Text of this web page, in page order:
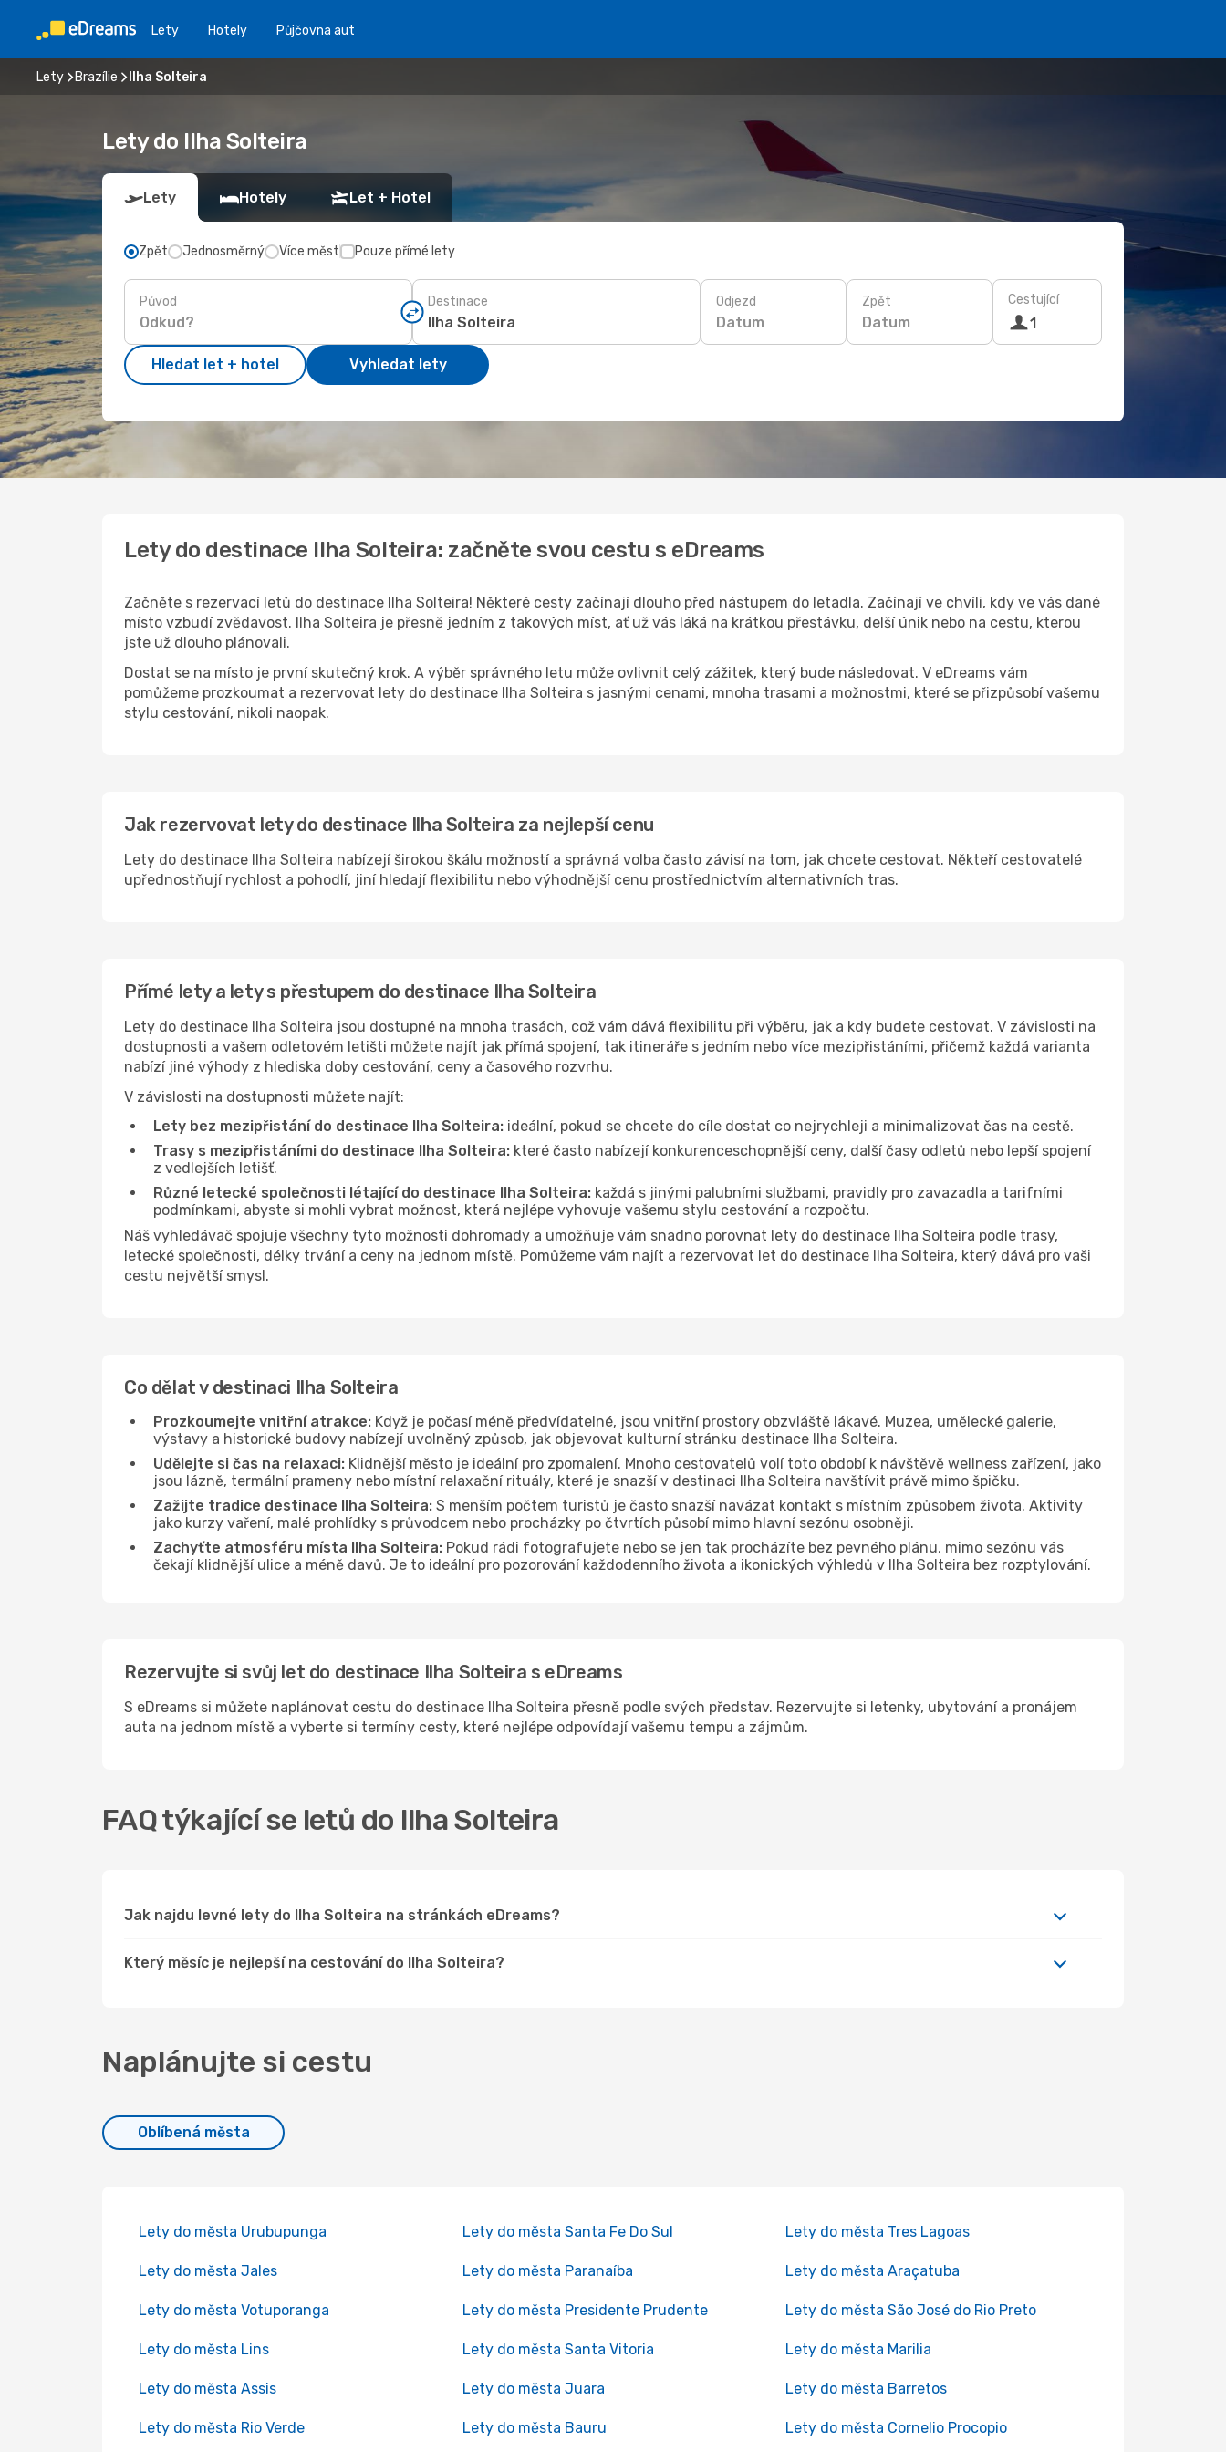
Lety Hotely Půjčovna aut
Lety Brazílie Ilha Solteira
Lety do Ilha Solteira
Lety Hotely Let + Hotel
Zpět Jednosměrný Více měst Pouze přímé lety
Původ Destinace Odjezd
Datum
Zpět
Datum
Cestující
1
Hledat let + hotel Vyhledat lety
Lety do destinace Ilha Solteira: začněte svou cestu s eDreams
Začněte s rezervací letů do destinace Ilha Solteira! Některé cesty začínají dlouho před nástupem do letadla. Začínají ve chvíli, kdy ve vás dané
místo vzbudí zvědavost. Ilha Solteira je přesně jedním z takových míst, ať už vás láká na krátkou přestávku, delší únik nebo na cestu, kterou
jste už dlouho plánovali.
Dostat se na místo je první skutečný krok. A výběr správného letu může ovlivnit celý zážitek, který bude následovat. V eDreams vám
pomůžeme prozkoumat a rezervovat lety do destinace Ilha Solteira s jasnými cenami, mnoha trasami a možnostmi, které se přizpůsobí vašemu
stylu cestování, nikoli naopak.
Jak rezervovat lety do destinace Ilha Solteira za nejlepší cenu
Lety do destinace Ilha Solteira nabízejí širokou škálu možností a správná volba často závisí na tom, jak chcete cestovat. Někteří cestovatelé
upřednostňují rychlost a pohodlí, jiní hledají flexibilitu nebo výhodnější cenu prostřednictvím alternativních tras.
Přímé lety a lety s přestupem do destinace Ilha Solteira
Lety do destinace Ilha Solteira jsou dostupné na mnoha trasách, což vám dává flexibilitu při výběru, jak a kdy budete cestovat. V závislosti na
dostupnosti a vašem odletovém letišti můžete najít jak přímá spojení, tak itineráře s jedním nebo více mezipřistáními, přičemž každá varianta
nabízí jiné výhody z hlediska doby cestování, ceny a časového rozvrhu.
V závislosti na dostupnosti můžete najít:
Lety bez mezipřistání do destinace Ilha Solteira: ideální, pokud se chcete do cíle dostat co nejrychleji a minimalizovat čas na cestě.
Trasy s mezipřistáními do destinace Ilha Solteira: které často nabízejí konkurenceschopnější ceny, další časy odletů nebo lepší spojení
z vedlejších letišť.
Různé letecké společnosti létající do destinace Ilha Solteira: každá s jinými palubními službami, pravidly pro zavazadla a tarifními
podmínkami, abyste si mohli vybrat možnost, která nejlépe vyhovuje vašemu stylu cestování a rozpočtu.
Náš vyhledávač spojuje všechny tyto možnosti dohromady a umožňuje vám snadno porovnat lety do destinace Ilha Solteira podle trasy,
letecké společnosti, délky trvání a ceny na jednom místě. Pomůžeme vám najít a rezervovat let do destinace Ilha Solteira, který dává pro vaši
cestu největší smysl.
Co dělat v destinaci Ilha Solteira
Prozkoumejte vnitřní atrakce: Když je počasí méně předvídatelné, jsou vnitřní prostory obzvláště lákavé. Muzea, umělecké galerie,
výstavy a historické budovy nabízejí uvolněný způsob, jak objevovat kulturní stránku destinace Ilha Solteira.
Udělejte si čas na relaxaci: Klidnější město je ideální pro zpomalení. Mnoho cestovatelů volí toto období k návštěvě wellness zařízení, jako
jsou lázně, termální prameny nebo místní relaxační rituály, které je snazší v destinaci Ilha Solteira navštívit právě mimo špičku.
Zažijte tradice destinace Ilha Solteira: S menším počtem turistů je často snazší navázat kontakt s místním způsobem života. Aktivity
jako kurzy vaření, malé prohlídky s průvodcem nebo procházky po čtvrtích působí mimo hlavní sezónu osobněji.
Zachyťte atmosféru místa Ilha Solteira: Pokud rádi fotografujete nebo se jen tak procházíte bez pevného plánu, mimo sezónu vás
čekají klidnější ulice a méně davů. Je to ideální pro pozorování každodenního života a ikonických výhledů v Ilha Solteira bez rozptylování.
Rezervujte si svůj let do destinace Ilha Solteira s eDreams
S eDreams si můžete naplánovat cestu do destinace Ilha Solteira přesně podle svých představ. Rezervujte si letenky, ubytování a pronájem
auta na jednom místě a vyberte si termíny cesty, které nejlépe odpovídají vašemu tempu a zájmům.
FAQ týkající se letů do Ilha Solteira
Jak najdu levné lety do Ilha Solteira na stránkách eDreams?
Který měsíc je nejlepší na cestování do Ilha Solteira?
Naplánujte si cestu
Oblíbená města
Lety do města Urubupunga Lety do města Santa Fe Do Sul Lety do města Tres Lagoas
Lety do města Jales Lety do města Paranaíba Lety do města Araçatuba
Lety do města Votuporanga Lety do města Presidente Prudente Lety do města São José do Rio Preto
Lety do města Lins Lety do města Santa Vitoria Lety do města Marilia
Lety do města Assis Lety do města Juara Lety do města Barretos
Lety do města Rio Verde Lety do města Bauru Lety do města Cornelio Procopio